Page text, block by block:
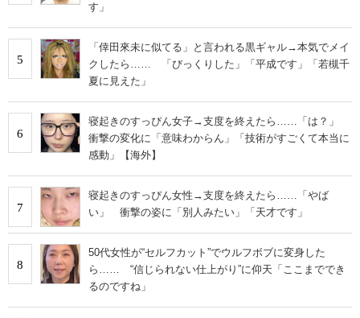
す」
5
「倖田來未に似てる」と言われる黒ギャル→本気でメイ
クしたら…… 「びっくりした」「平成です」「若槻千
夏に見えた」
6
寝起きのすっぴん女子→支度を終えたら……「は？」
衝撃の変化に「意味わからん」「技術がすごくて本当に
感動」【海外】
7
寝起きのすっぴん女性→支度を終えたら……「やば
い」 衝撃の姿に「別人みたい」「天才です」
8
50代女性が“セルフカット”でウルフボブに変身した
ら…… “信じられない仕上がり”に仰天「ここまででき
るのですね」